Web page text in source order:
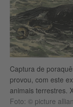
Captura de
provou, com este
animais terrestres.
Foto: © picture